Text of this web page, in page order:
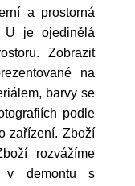
a prostorná
U je ojedinělá
Zobrazit
na
barvy se
podle
zařízení. Zboží
rozvážíme
v demontu s